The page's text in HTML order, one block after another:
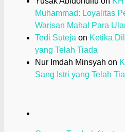
Muhammad: Loyalitas
Warisan Mahal Para
Tedi Suteja on Ketika
yang Telah Tiada
Nur Imdah Minsyah on
Sang Istri yang Telah